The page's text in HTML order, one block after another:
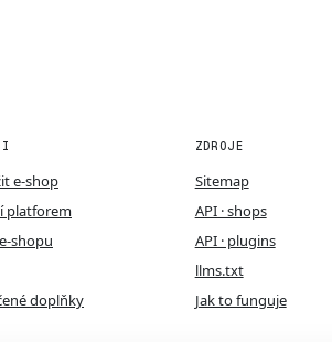
e-shop
platforem
shopu
doplňky
ZDROJE
Sitemap
API · shops
API · plugins
llms.txt
Jak to funguje